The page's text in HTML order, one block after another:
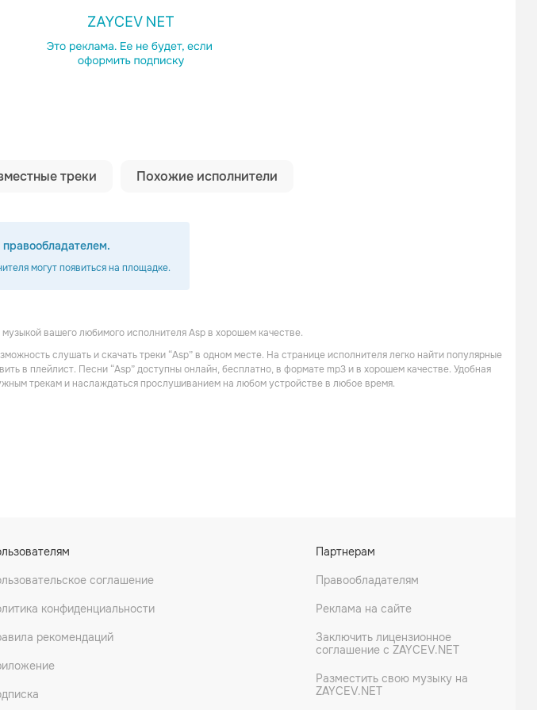
Копировать ссылку
треки Похожие исполнители
могут появиться на площадке.
Umbra Et Imago
Поп
Tanzwut
Поп Электроника
вашего любимого исполнителя Asp в хорошем качестве.
слушать и скачать треки “Asp” в одном месте. На странице исполнителя легко найти популярные
в плейлист. Песни “Asp” доступны онлайн, бесплатно, в формате mp3 и в хорошем качестве. Удобная
трекам и наслаждаться прослушиванием на любом устройстве в любое время.
соглашение
конфиденциальности
рекомендаций
Партнерам
Правообладателям
Реклама на сайте
Заключить лицензионное
соглашение с ZAYCEV.NET
Разместить свою музыку на
ZAYCEV.NET